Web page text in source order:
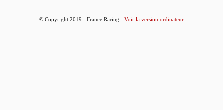
© Copyright 2019 - France Racing Voir la version ordinateur